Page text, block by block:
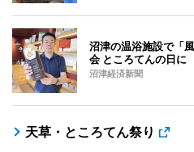
沼津の温浴施設で「
会 ところてんの日に
沼津経済新聞
天草・ところてん祭り